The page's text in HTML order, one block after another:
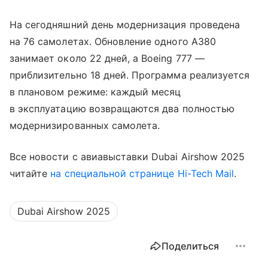
На сегодняшний день модернизация проведена
на 76 самолетах. Обновление одного A380
занимает около 22 дней, а Boeing 777 —
приблизительно 18 дней. Программа реализуется
в плановом режиме: каждый месяц
в эксплуатацию возвращаются два полностью
модернизированных самолета.
Все новости с авиавыставки Dubai Airshow 2025
читайте на специальной странице Hi-Tech Mail.
Dubai Airshow 2025
Поделиться